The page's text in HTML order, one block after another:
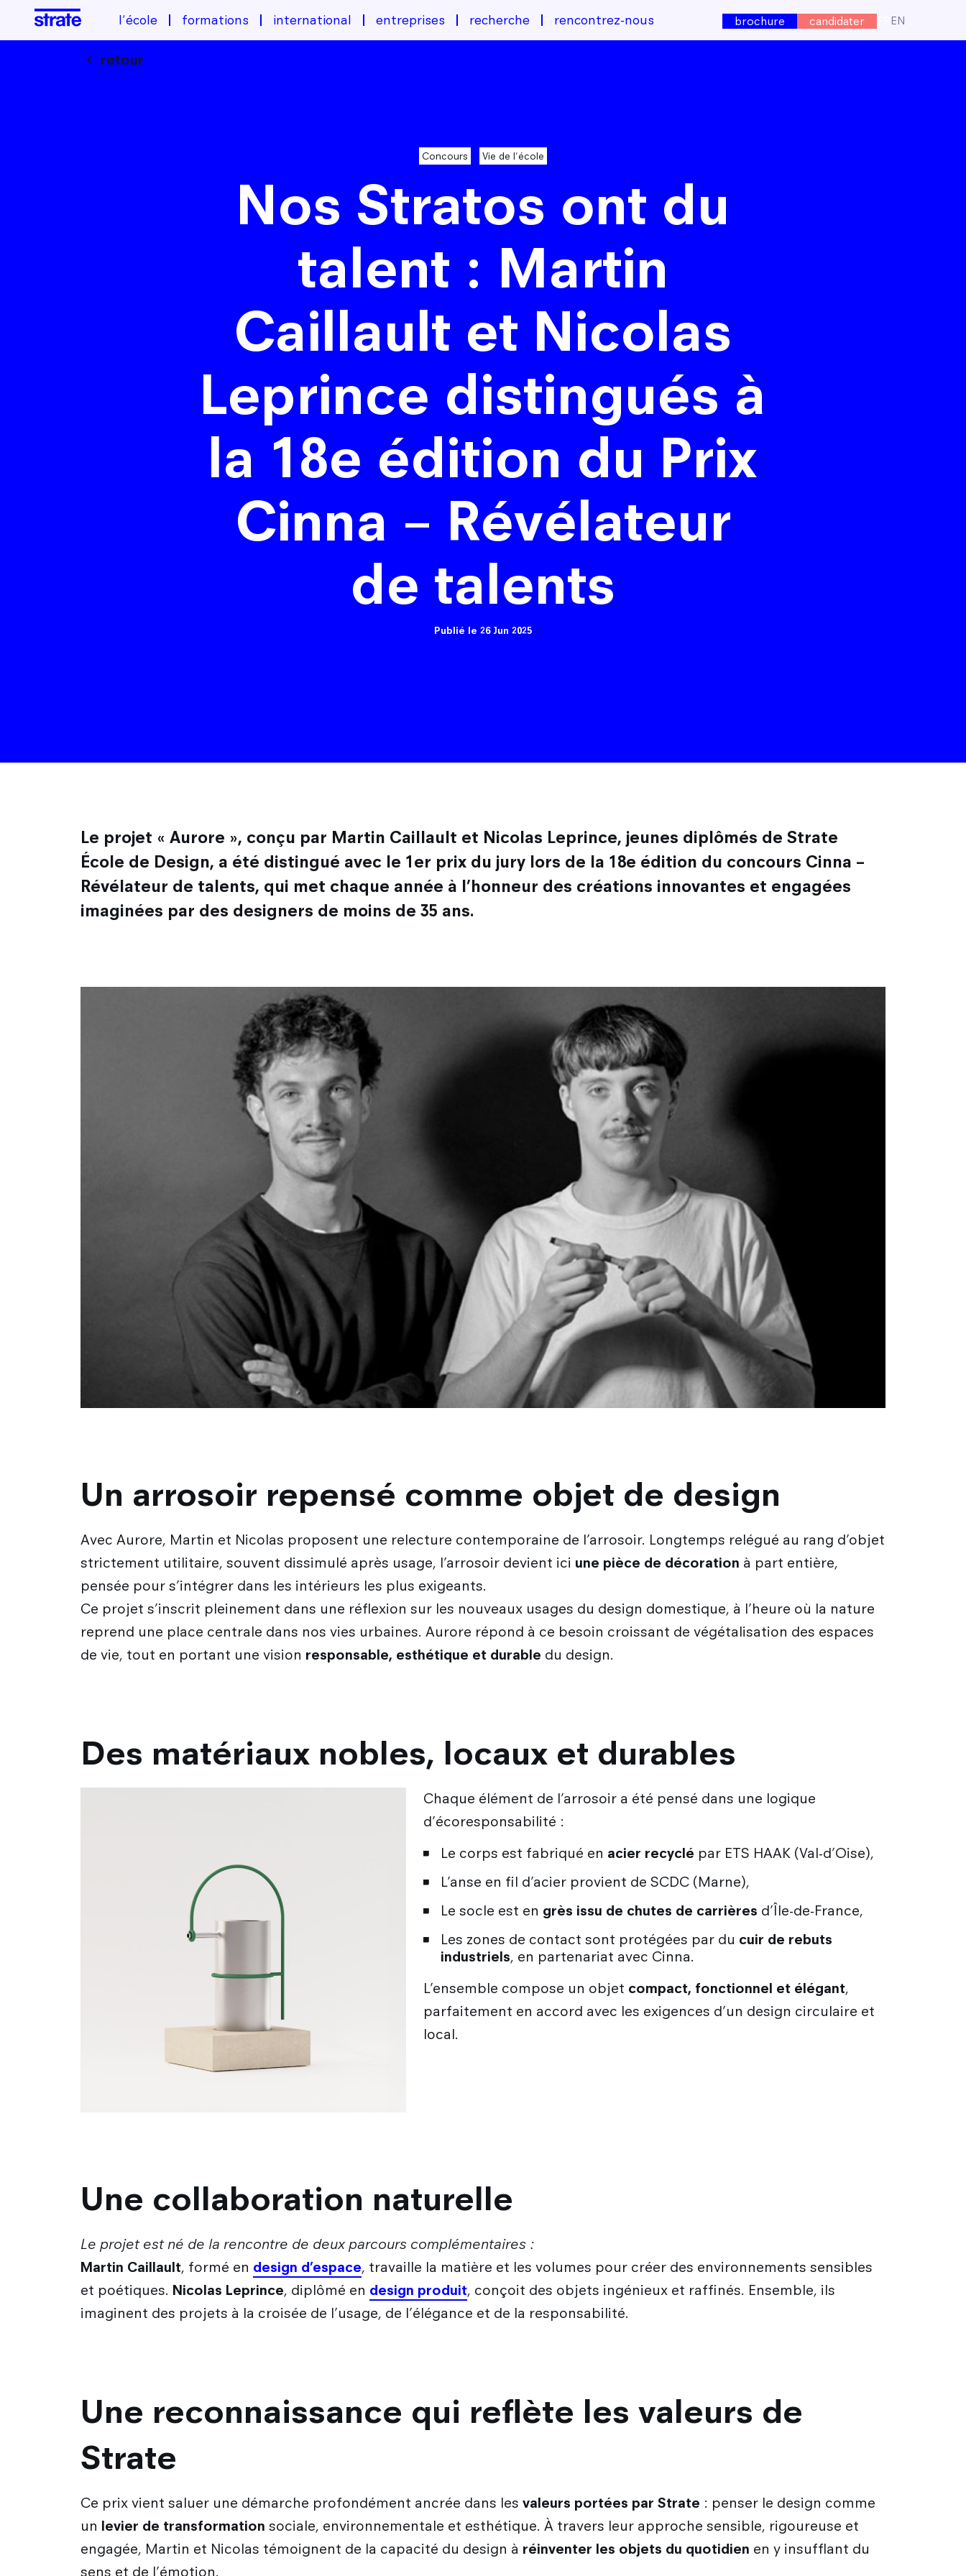
l'école formations international entreprises recherche rencontrez-nous brochure candidater EN
retour
Concours Vie de l'école
Nos Stratos ont du
talent : Martin
Caillault et Nicolas
Leprince distingués à
la 18e édition du Prix
Cinna – Révélateur
de talents
Publié le 26 Jun 2025
Le projet « Aurore », conçu par Martin Caillault et Nicolas Leprince, jeunes diplômés de Strate
École de Design, a été distingué avec le 1er prix du jury lors de la 18e édition du concours Cinna –
Révélateur de talents, qui met chaque année à l’honneur des créations innovantes et engagées
imaginées par des designers de moins de 35 ans.
Un arrosoir repensé comme objet de design
Avec Aurore, Martin et Nicolas proposent une relecture contemporaine de l’arrosoir. Longtemps relégué au rang d’objet
strictement utilitaire, souvent dissimulé après usage, l’arrosoir devient ici une pièce de décoration à part entière,
pensée pour s’intégrer dans les intérieurs les plus exigeants.
Ce projet s’inscrit pleinement dans une réflexion sur les nouveaux usages du design domestique, à l’heure où la nature
reprend une place centrale dans nos vies urbaines. Aurore répond à ce besoin croissant de végétalisation des espaces
de vie, tout en portant une vision responsable, esthétique et durable du design.
Des matériaux nobles, locaux et durables
Chaque élément de l’arrosoir a été pensé dans une logique
d’écoresponsabilité :
Le corps est fabriqué en acier recyclé par ETS HAAK (Val-d’Oise),
L’anse en fil d’acier provient de SCDC (Marne),
Le socle est en grès issu de chutes de carrières d’Île-de-France,
Les zones de contact sont protégées par du cuir de rebuts
industriels, en partenariat avec Cinna.
L’ensemble compose un objet compact, fonctionnel et élégant,
parfaitement en accord avec les exigences d’un design circulaire et
local.
Une collaboration naturelle
Le projet est né de la rencontre de deux parcours complémentaires :
Martin Caillault, formé en design d’espace, travaille la matière et les volumes pour créer des environnements sensibles
et poétiques. Nicolas Leprince, diplômé en design produit, conçoit des objets ingénieux et raffinés. Ensemble, ils
imaginent des projets à la croisée de l’usage, de l’élégance et de la responsabilité.
Une reconnaissance qui reflète les valeurs de
Strate
Ce prix vient saluer une démarche profondément ancrée dans les valeurs portées par Strate : penser le design comme
un levier de transformation sociale, environnementale et esthétique. À travers leur approche sensible, rigoureuse et
engagée, Martin et Nicolas témoignent de la capacité du design à réinventer les objets du quotidien en y insufflant du
sens et de l’émotion.